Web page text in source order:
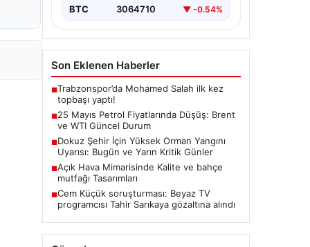
BTC 3064710 ▼ -0.54%
Son Eklenen Haberler
■Trabzonspor’da Mohamed Salah ilk kez
topbaşı yaptı!
■25 Mayıs Petrol Fiyatlarında Düşüş: Brent
ve WTI Güncel Durum
■Dokuz Şehir İçin Yüksek Orman Yangını
Uyarısı: Bugün ve Yarın Kritik Günler
■Açık Hava Mimarisinde Kalite ve bahçe
mutfağı Tasarımları
■Cem Küçük soruşturması: Beyaz TV
programcısı Tahir Sarıkaya gözaltına alındı